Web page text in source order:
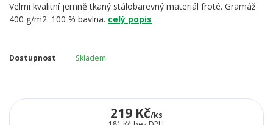
Velmi kvalitní jemně tkaný stálobarevný materiál froté. Gramáž
400 g/m2. 100 % bavlna. celý popis
Dostupnost Skladem
219 Kč/ks